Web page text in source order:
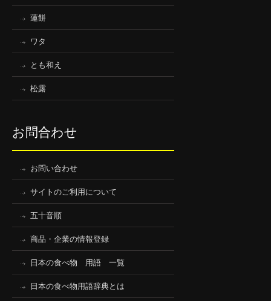
蓮餅
ワタ
とも和え
松露
お問合わせ
お問い合わせ
サイトのご利用について
五十音順
商品・企業の情報登録
日本の食べ物 用語 一覧
日本の食べ物用語辞典とは